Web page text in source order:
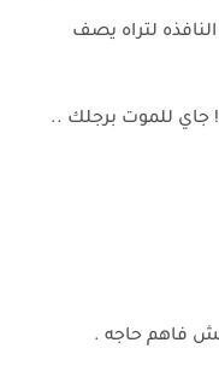
لتراه يصف
جاي للموت برجلك ..
فاهم حاجه .